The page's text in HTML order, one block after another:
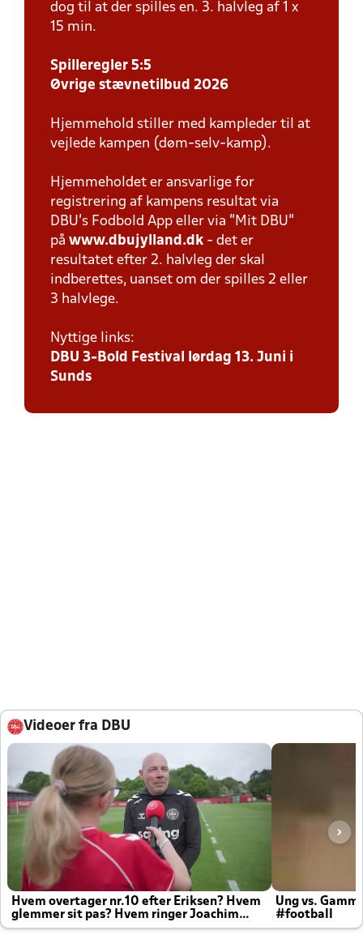
dog til at der spilles en. 3. halvleg af 1 x
15 min.
Spilleregler 5:5
Øvrige stævnetilbud 2026
Hjemmehold stiller med kampleder til at
vejlede kampen (døm-selv-kamp).
Hjemmeholdet er ansvarlige for
registrering af kampens resultat via
DBU’s Fodbold App eller via ”Mit DBU”
på www.dbujylland.dk - det er
resultatet efter 2. halvleg der skal
indberettes, uanset om der spilles 2 eller
3 halvlege.
Nyttige links:
DBU 3-Bold Festival lørdag 13. Juni i
Sunds
Videoer fra DBU
Hvem overtager nr.10 efter Eriksen? Hvem
glemmer sit pas? Hvem ringer Joachim
altid til efter kampe?
Ung vs.
#football